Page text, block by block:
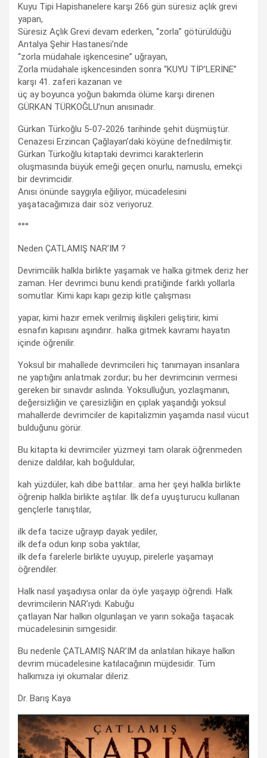
Kuyu Tipi Hapishanelere karşı 266 gün süresiz açlık grevi
yapan,
Süresiz Açlık Grevi devam ederken, “zorla” götürüldüğü
Antalya Şehir Hastanesi’nde
“zorla müdahale işkencesine” uğrayan,
Zorla müdahale işkencesinden sonra “KUYU TİP’LERİNE”
karşı 41. zaferi kazanan ve
üç ay boyunca yoğun bakımda ölüme karşı direnen
GÜRKAN TÜRKOĞLU’nun anısınadır.
Gürkan Türkoğlu 5-07-2026 tarihinde şehit düşmüştür.
Cenazesi Erzincan Çağlayan’daki köyüne defnedilmiştir.
Gürkan Türkoğlu kitaptaki devrimci karakterlerin
oluşmasında büyük emeği geçen onurlu, namuslu, emekçi
bir devrimcidir.
Anısı önünde saygıyla eğiliyor, mücadelesini
yaşatacağımıza dair söz veriyoruz.
°°°
Neden ÇATLAMIŞ NAR’IM ?
Devrimcilik halkla birlikte yaşamak ve halka gitmek deriz her
zaman. Her devrimci bunu kendi pratiğinde farklı yollarla
somutlar. Kimi kapı kapı gezip kitle çalışması
yapar, kimi hazır emek verilmiş ilişkileri geliştirir, kimi
esnafın kapısını aşındırır.. halka gitmek kavramı hayatın
içinde öğrenilir.
Yoksul bir mahallede devrimcileri hiç tanımayan insanlara
ne yaptığını anlatmak zordur; bu her devrimcinin vermesi
gereken bir sınavdır aslında. Yoksulluğun, yozlaşmanın,
değersizliğin ve çaresizliğin en çıplak yaşandığı yoksul
mahallerde devrimciler de kapitalizmin yaşamda nasıl vücut
bulduğunu görür.
Bu kitapta ki devrimciler yüzmeyi tam olarak öğrenmeden
denize daldılar, kah boğuldular,
kah yüzdüler, kah dibe battılar.. ama her şeyi halkla birlikte
öğrenip halkla birlikte aştılar. İlk defa uyuşturucu kullanan
gençlerle tanıştılar,
ilk defa tacize uğrayıp dayak yediler,
ilk defa odun kırıp soba yaktılar,
ilk defa farelerle birlikte uyuyup, pirelerle yaşamayı
öğrendiler.
Halk nasıl yaşadıysa onlar da öyle yaşayıp öğrendi. Halk
devrimcilerin NAR’ıydı. Kabuğu
çatlayan Nar halkın olgunlaşan ve yarın sokağa taşacak
mücadelesinin simgesidir.
Bu nedenle ÇATLAMIŞ NAR’IM da anlatılan hikaye halkın
devrim mücadelesine katılacağının müjdesidir. Tüm
halkımıza iyi okumalar dileriz.
Dr. Barış Kaya